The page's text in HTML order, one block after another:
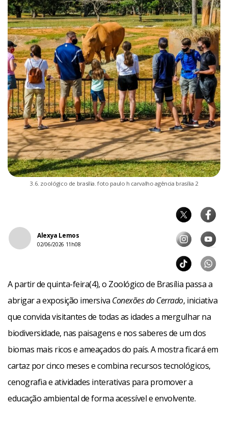
3.6. zoológico de brasília. foto paulo h carvalho agência brasília 2
Alexya Lemos
02/06/2026 11h08
A partir de quinta-feira(4), o Zoológico de Brasília passa a
abrigar a exposição imersiva Conexões do Cerrado, iniciativa
que convida visitantes de todas as idades a mergulhar na
biodiversidade, nas paisagens e nos saberes de um dos
biomas mais ricos e ameaçados do país. A mostra ficará em
cartaz por cinco meses e combina recursos tecnológicos,
cenografia e atividades interativas para promover a
educação ambiental de forma acessível e envolvente.